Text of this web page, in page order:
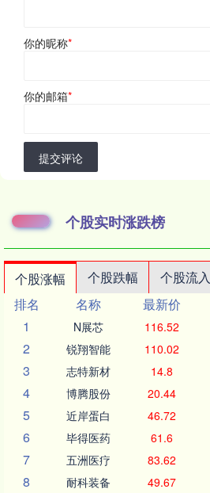
你的昵称*
你的邮箱*
提交评论
个股实时涨跌榜
个股涨幅 个股跌幅 个股流入
排名
名称 最新价
1
N展芯 116.52
2 锐翔智能 110.02
3 志特新材 14.8
4 博腾股份 20.44
5 近岸蛋白 46.72
6 毕得医药 61.6
7 五洲医疗 83.62
8 耐科装备 49.67